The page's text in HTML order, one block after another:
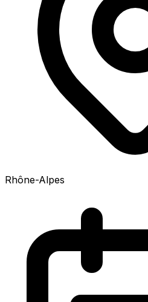
Rhône-Alpes